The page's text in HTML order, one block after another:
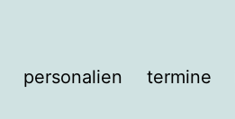
personalien termine